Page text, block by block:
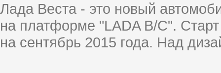
Лада Веста - это новый
на платформе "LADA B/C".
на сентябрь 2015 года. Над